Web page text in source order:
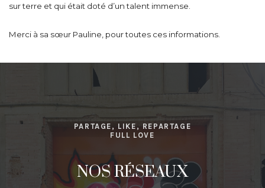
sur terre et qui était doté d’un talent immense.
Merci à sa sœur Pauline, pour toutes ces informations.
PARTAGE, LIKE, REPARTAGE
FULL LOVE
NOS RÉSEAUX